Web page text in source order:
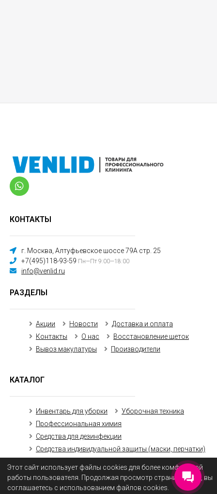
Этот сайт использует файлы cookies для более комфортной
работы пользователя. Продолжая просмотр страниц сайта, вы
соглашаетесь с использованием файлов cookies.
КОНТАКТЫ
г. Москва, Алтуфьевское шоссе 79А стр. 25
+7(495)118-93-59 Пн—Пт 9:00—18:00
info@venlid.ru
РАЗДЕЛЫ
Акции Новости
Доставка и оплата
Контакты
О нас
Восстановление щеток
Вывоз макулатуры
Производители
КАТАЛОГ
Инвентарь для уборки
Уборочная техника
Профессиональная химия
Средства для дезинфекции
Средства индивидуальной защиты (маски, перчатки)